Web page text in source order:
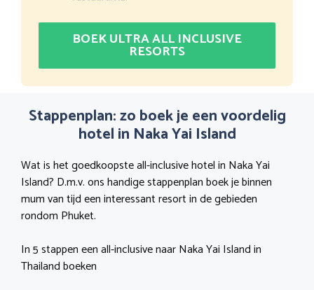
BOEK ULTRA ALL INCLUSIVE
RESORTS
Stappenplan: zo boek je een voordelig
hotel in Naka Yai Island
Wat is het goedkoopste all-inclusive hotel in Naka Yai
Island? D.m.v. ons handige stappenplan boek je binnen
mum van tijd een interessant resort in de gebieden
rondom Phuket.
In 5 stappen een all-inclusive naar Naka Yai Island in
Thailand boeken